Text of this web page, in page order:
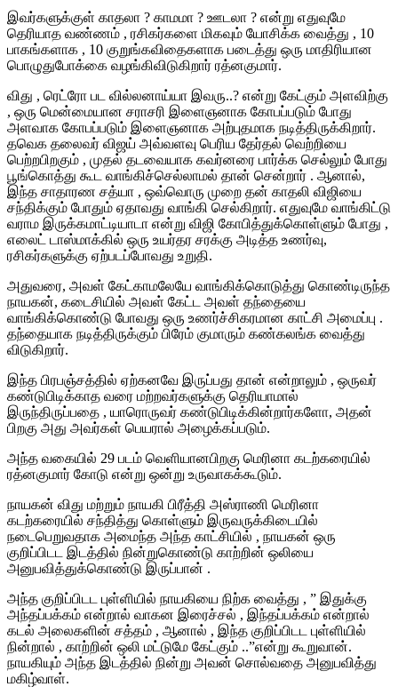
இவர்களுக்குள் காதலா ? காமமா ? ஊடலா ? என்று எதுவுமே
தெரியாத வண்ணம் , ரசிகர்களை மிகவும் யோசிக்க வைத்து , 10
பாகங்களாக , 10 குறுங்கவிதைகளாக படைத்து ஒரு மாதிரியான
பொழுதுபோக்கை வழங்கிவிடுகிறார் ரத்னகுமார்.
விது , ரெட்ரோ பட வில்லனாய்யா இவரு..? என்று கேட்கும் அளவிற்கு
, ஒரு மென்மையான சராசரி இளைஞனாக கோபப்படும் போது
அளவாக கோபப்படும் இளைஞனாக அற்புதமாக நடித்திருக்கிறார்.
தவெக தலைவர் விஜய் அவ்வளவு பெரிய தேர்தல் வெற்றியை
பெற்றபிறகும் , முதல் தடவையாக கவர்னரை பார்க்க செல்லும் போது
பூங்கொத்து கூட வாங்கிச்செல்லாமல் தான் சென்றார் . ஆனால்,
இந்த சாதாரண சத்யா , ஒவ்வொரு முறை தன் காதலி விஜியை
சந்திக்கும் போதும் ஏதாவது வாங்கி செல்கிறார். எதுவுமே வாங்கிட்டு
வராம இருக்கமாட்டியாடா என்று விஜி கோபித்துக்கொள்ளும் போது ,
எலைட் டாஸ்மாக்கில் ஒரு உயர்தர சரக்கு அடித்த உணர்வு,
ரசிகர்களுக்கு ஏற்படப்போவது உறுதி.
அதுவரை, அவள் கேட்காமலேயே வாங்கிக்கொடுத்து கொண்டிருந்த
நாயகன், கடைசியில் அவள் கேட்ட அவள் தந்தையை
வாங்கிக்கொண்டு போவது ஒரு உணர்ச்சிகரமான காட்சி அமைப்பு .
தந்தையாக நடித்திருக்கும் பிரேம் குமாரும் கண்கலங்க வைத்து
விடுகிறார்.
இந்த பிரபஞ்சத்தில் ஏற்கனவே இருப்பது தான் என்றாலும் , ஒருவர்
கண்டுபிடிக்காத வரை மற்றவர்களுக்கு தெரியாமால்
இருந்திருப்பதை , யாரொருவர் கண்டுபிடிக்கின்றார்களோ, அதன்
பிறகு அது அவர்கள் பெயரால் அழைக்கப்படும்.
அந்த வகையில் 29 படம் வெளியானபிறகு மெரினா கடற்கரையில்
ரத்னகுமார் கோடு என்று ஒன்று உருவாகக்கூடும்.
நாயகன் விது மற்றும் நாயகி பிரீத்தி அஸ்ராணி மெரினா
கடற்கரையில் சந்தித்து கொள்ளும் இருவருக்கிடையில்
நடைபெறுவதாக அமைந்த அந்த காட்சியில் , நாயகன் ஒரு
குறிப்பிடட இடத்தில் நின்றுகொண்டு காற்றின் ஒலியை
அனுபவித்துக்கொண்டு இருப்பான் .
அந்த குறிப்பிடட புள்ளியில் நாயகியை நிற்க வைத்து , ” இதுக்கு
அந்தப்பக்கம் என்றால் வாகன இரைச்சல் , இந்தப்பக்கம் என்றால்
கடல் அலைகளின் சத்தம் , ஆனால் , இந்த குறிப்பிடட புள்ளியில்
நின்றால் , காற்றின் ஒலி மட்டுமே கேட்கும் ..”என்று கூறுவான்.
நாயகியும் அந்த இடத்தில் நின்று அவன் சொல்வதை அனுபவித்து
மகிழ்வாள்.